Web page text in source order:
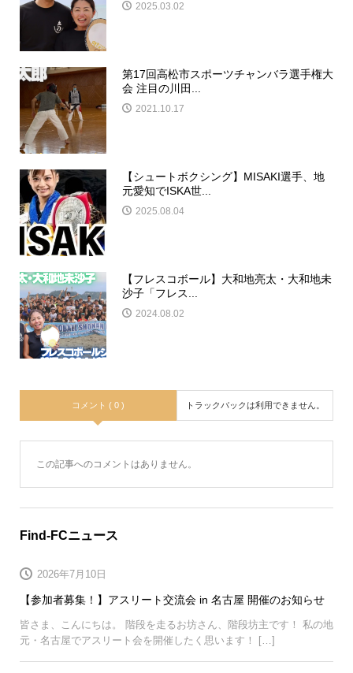
2025.03.02
第17回高松市スポーツチャンバラ選手権大
会 注目の川田...
2021.10.17
【シュートボクシング】MISAKI選手、地
元愛知でISKA世...
2025.08.04
【フレスコボール】大和地亮太・大和地未
沙子「フレス...
2024.08.02
コメント ( 0 ) トラックバックは利用できません。
この記事へのコメントはありません。
Find-FCニュース
【参加者募集！】アスリート交流会 in 名古屋 開催のお知らせ
2026年7月10日
皆さま、こんにちは。 階段を走るお坊さん、階段坊主です！ 私の地
元・名古屋でアスリート会を開催したく思います！ […]